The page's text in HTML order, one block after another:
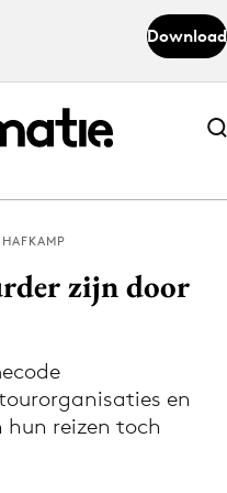
Download
Abonneer nu
Abonneer nu
de Adformatie
zijn door
en
reizen toch